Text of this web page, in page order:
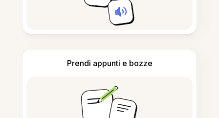
Prendi appunti e bozze